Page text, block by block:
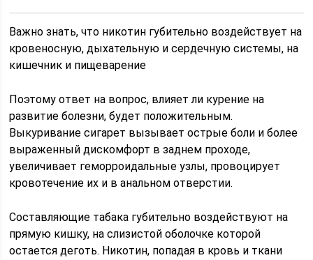
Важно знать, что никотин губительно воздействует на
кровеносную, дыхательную и сердечную системы, на
кишечник и пищеварение
Поэтому ответ на вопрос, влияет ли курение на
развитие болезни, будет положительным.
Выкуривание сигарет вызывает острые боли и более
выраженный дискомфорт в заднем проходе,
увеличивает геморроидальные узлы, провоцирует
кровотечение их и в анальном отверстии.
Составляющие табака губительно воздействуют на
прямую кишку, на слизистой оболочке которой
остается деготь. Никотин, попадая в кровь и ткани